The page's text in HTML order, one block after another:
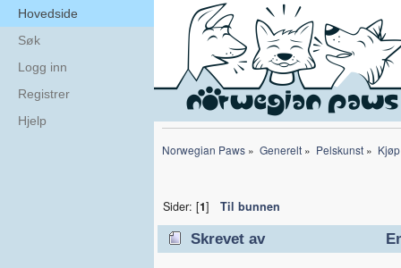
Hovedside
Søk
Logg inn
Registrer
Hjelp
Norwegian Paws » Generelt» Pelskunst»
Sider: [1] Til bunnen
Skrevet av